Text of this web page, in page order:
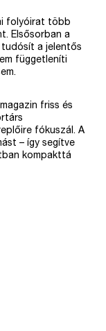
folyóirat több
Elsősorban a
tudósít a jelentős
függetleníti
friss és
fókuszál. A
– így segítve
kompakttá